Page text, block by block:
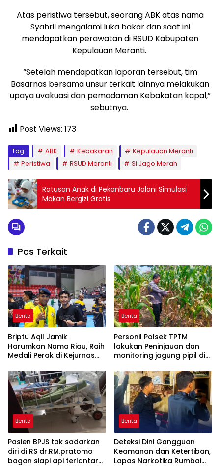
Atas peristiwa tersebut, seorang ABK atas nama
Syahril mengalami luka bakar dan saat ini
mendapatkan perawatan di RSUD Kabupaten
Kepulauan Meranti.
“Setelah mendapatkan laporan tersebut, tim
Basarnas bersama unsur terkait lainnya melakukan
upaya uvakuasi dan pemadaman Kebakatan kapal,”
sebutnya.
Post Views: 173
Tag: ABK Kebakaran
Kepulauan Meranti
Peristiwa
RSUD Meranti Si Jago Merah
Ratusan Anak di Pekanbaru Jalani Simulasi
Makan Bergizi Gratis
Pos Terkait
Berita
Briptu Aqil Jamik
Harumkan Nama Riau, Raih
Medali Perak di Kejurnas
Berita
Personil Polsek TPTM
lakukan Peninjauan dan
monitoring jagung pipil di
TPTM
Berita
Pasien BPJS tak sadarkan
diri di RS dr.RM.pratomo
bagan siapi api terlantar
Berita
Deteksi Dini Gangguan
Keamanan dan Ketertiban,
Lapas Narkotika Rumbai